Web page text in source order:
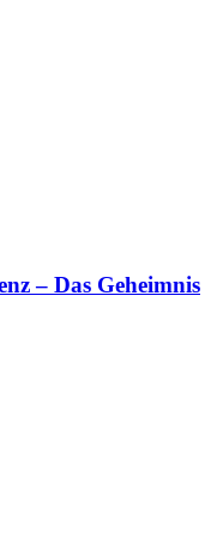
– Das Geheimnis